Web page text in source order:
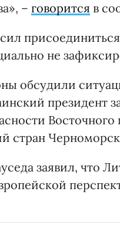
– говорится в
не
обсудили
президент
стран
заявил, что